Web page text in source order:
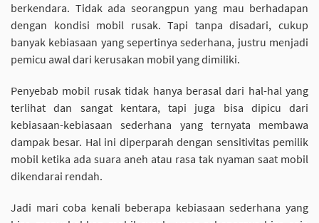
berkendara. Tidak ada seorangpun yang mau berhadapan
dengan kondisi mobil rusak. Tapi tanpa disadari, cukup
banyak kebiasaan yang sepertinya sederhana, justru menjadi
pemicu awal dari kerusakan mobil yang dimiliki.
Penyebab mobil rusak tidak hanya berasal dari hal-hal yang
terlihat dan sangat kentara, tapi juga bisa dipicu dari
kebiasaan-kebiasaan sederhana yang ternyata membawa
dampak besar. Hal ini diperparah dengan sensitivitas pemilik
mobil ketika ada suara aneh atau rasa tak nyaman saat mobil
dikendarai rendah.
Jadi mari coba kenali beberapa kebiasaan sederhana yang